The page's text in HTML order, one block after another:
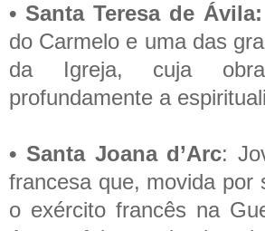
• Santa Teresa de Ávila:
do Carmelo e uma das
da Igreja, cuja obra
profundamente a
• Santa Joana d’Arc:
francesa que, movida por
o exército francês na